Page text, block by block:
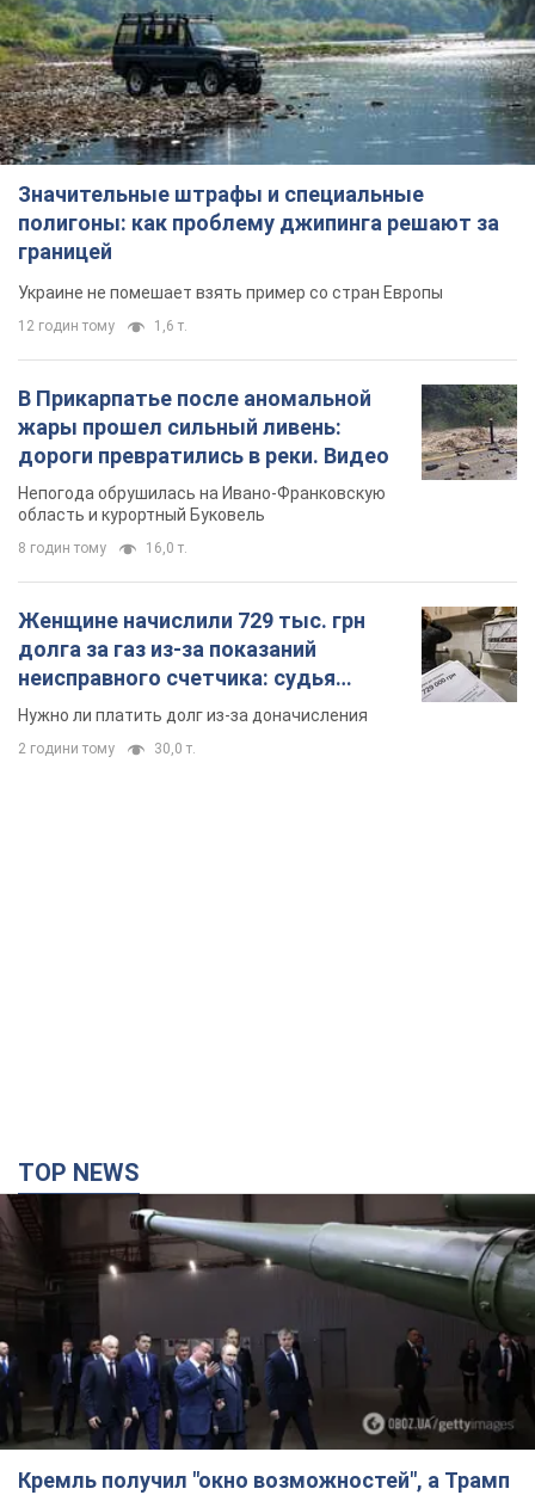
Значительные штрафы и специальные
полигоны: как проблему джипинга решают за
границей
Украине не помешает взять пример со стран Европы
12 годин тому 1,6 т.
В Прикарпатье после аномальной
жары прошел сильный ливень:
дороги превратились в реки. Видео
Непогода обрушилась на Ивано-Франковскую
область и курортный Буковель
8 годин тому 16,0 т.
Женщине начислили 729 тыс. грн
долга за газ из-за показаний
неисправного счетчика: судья
вынес неожиданное решение
Нужно ли платить долг из-за доначисления
2 години тому 30,0 т.
TOP NEWS
Кремль получил "окно возможностей", а Трамп